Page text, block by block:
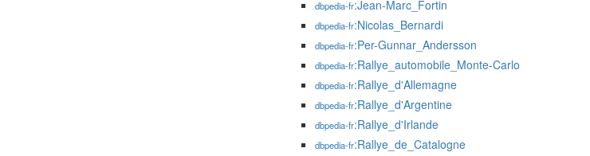
dbpedia-fr:Jean-Marc_Fortin
dbpedia-fr:Nicolas_Bernardi
dbpedia-fr:Per-Gunnar_Andersson
dbpedia-fr:Rallye_automobile_Monte-Carlo
dbpedia-fr:Rallye_d'Allemagne
dbpedia-fr:Rallye_d'Argentine
dbpedia-fr:Rallye_d'Irlande
dbpedia-fr:Rallye_de_Catalogne